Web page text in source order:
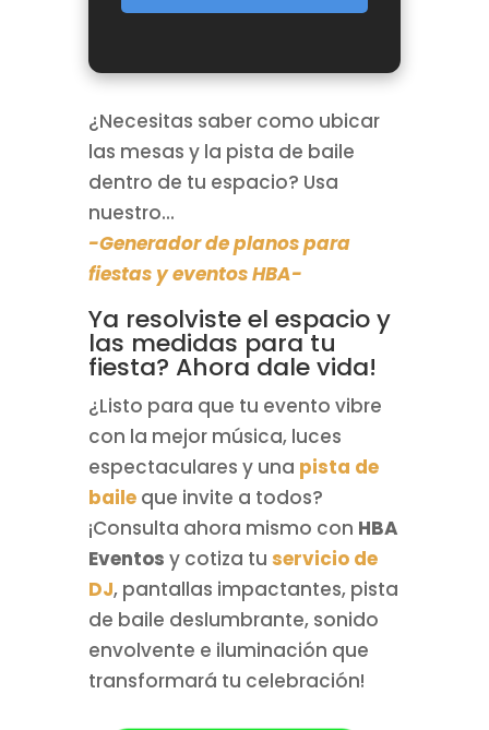
¿Necesitas saber como ubicar
las mesas y la pista de baile
dentro de tu espacio? Usa
nuestro...
-Generador de planos para
fiestas y eventos HBA-
Ya resolviste el espacio y
las medidas para tu
fiesta? Ahora dale vida!
¿Listo para que tu evento vibre
con la mejor música, luces
espectaculares y una pista de
baileque invite a todos?
¡Consulta ahora mismo con HBA
Eventos y cotiza tu servicio de
DJ, pantallas impactantes, pista
de baile deslumbrante, sonido
envolvente e iluminación que
transformará tu celebración!